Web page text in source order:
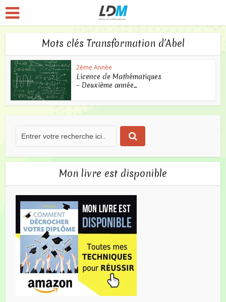
Mots clés Transformation d’Abel
2ème Année
Licence de Mathématiques
– Deuxième année...
Mon livre est disponible